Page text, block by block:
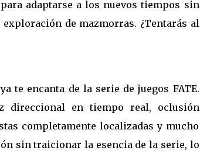
adaptarse a los nuevos tiempos sin
de mazmorras. ¿Tentarás al
te encanta de la serie de juegos FATE.
direccional en tiempo real, oclusión
completamente localizadas y mucho
sin traicionar la esencia de la serie, lo